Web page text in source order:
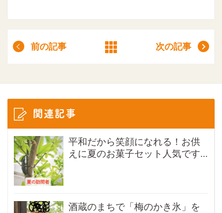
前の記事 次の記事
関連記事
平和だから笑顔になれる！お供
えに夏のお菓子セット人気です...
酒蔵のまちで「梅のかき氷」を